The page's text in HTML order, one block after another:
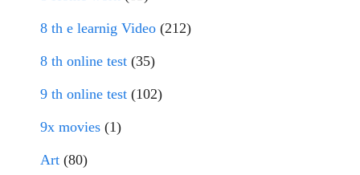
8 th e learnig Video (212)
8 th online test (35)
9 th online test (102)
9x movies (1)
Art (80)